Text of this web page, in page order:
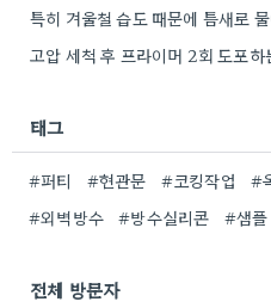
태그
#퍼티 #현관문 #코킹작업 #
#외벽방수
#방수실리콘 #샘플
전체 방문자